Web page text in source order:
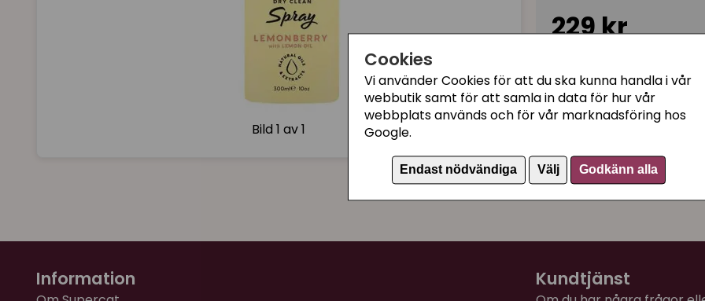
Cookies
Vi använder Cookies för att du ska kunna handla i vår
webbutik samt för att samla in data för hur vår
webbplats används och för vår marknadsföring hos
Google.
Endast nödvändiga Välj Godkänn alla
Bild1 av 1
medan vegetabiliskt
egenskaper för pälsstrået.
Spraya på torr päls, låt
en fantastisk ren päls.
Strawberry Lemonade
Fri från parabener och
Storlek: 300 ml
229 kr
I lager, leveranstid 1-3
Torrschampo / tvätta
Artikelnummer:
Information Kundtjänst